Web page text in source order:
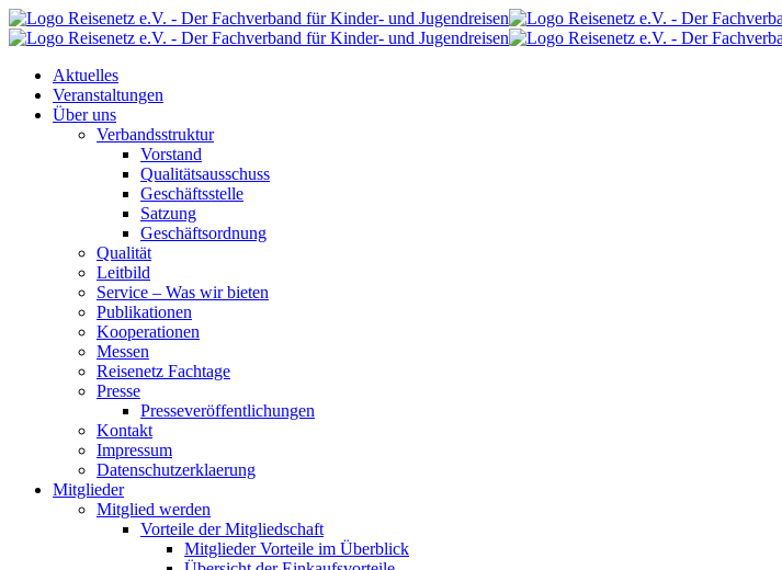
Aktuelles
Veranstaltungen
Über uns
Verbandsstruktur
Vorstand
Qualitätsausschuss
Geschäftsstelle
Satzung
Geschäftsordnung
Qualität
Leitbild
Service – Was wir bieten
Publikationen
Kooperationen
Messen
Reisenetz Fachtage
Presse
Presseveröffentlichungen
Kontakt
Impressum
Datenschutzerklaerung
Mitglieder
Mitglied werden
Vorteile der Mitgliedschaft
Mitglieder Vorteile im Überblick